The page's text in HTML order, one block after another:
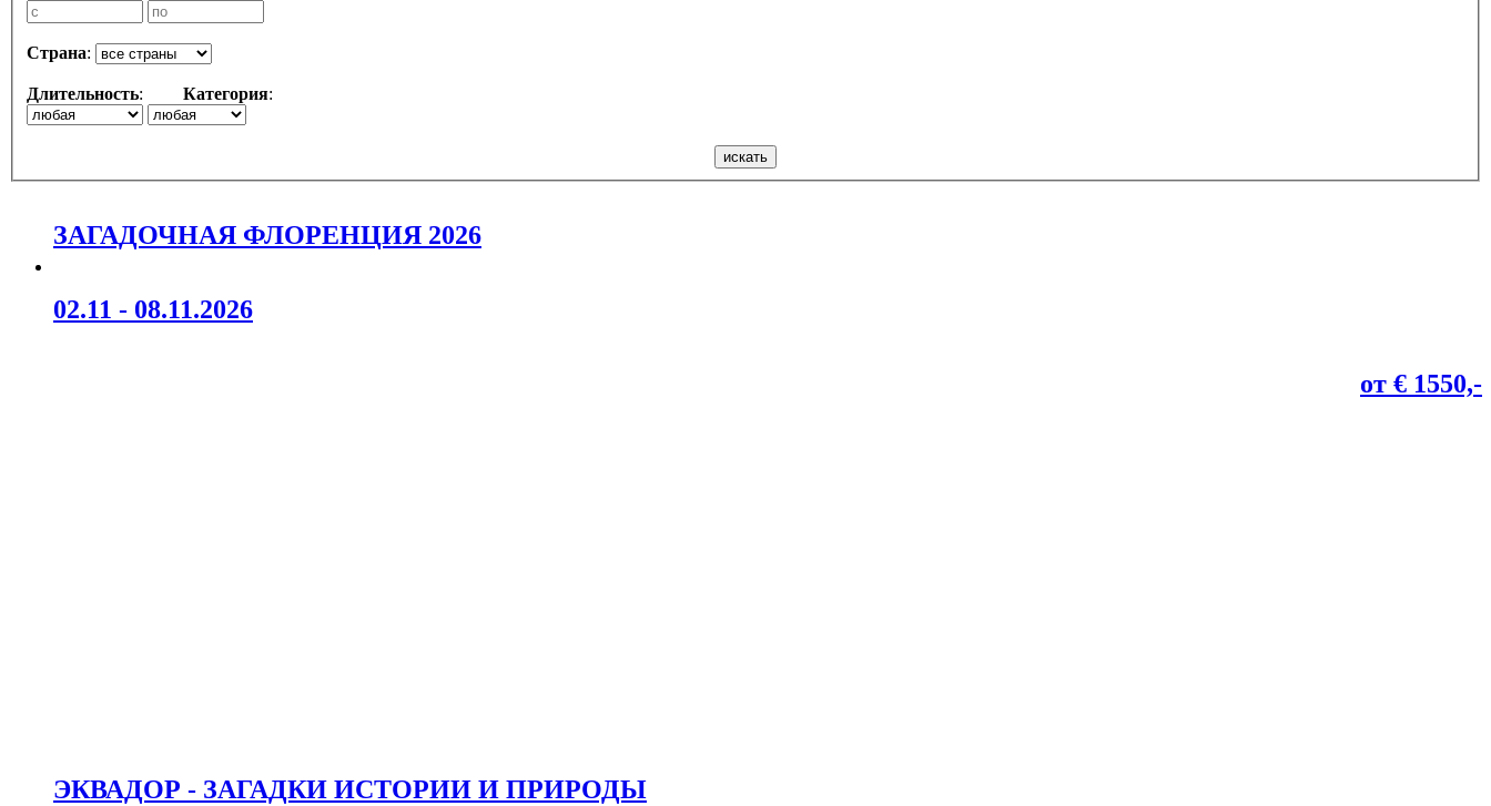
Страна:
Длительность: Категория:
ЗАГАДОЧНАЯ ФЛОРЕНЦИЯ 2026
02.11 - 08.11.2026
от € 1550,-
ЭКВАДОР - ЗАГАДКИ ИСТОРИИ И ПРИРОДЫ